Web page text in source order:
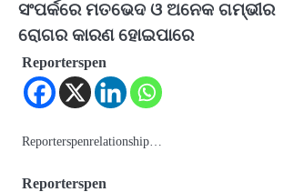
ସଂପର୍କରେ ମତଭେଦ ଓ ଅନେକ ଗମ୍ଭୀର
ରୋଗର କାରଣ ହୋଇପାରେ
Reporterspen
Reporterspenrelationship…
Reporterspen